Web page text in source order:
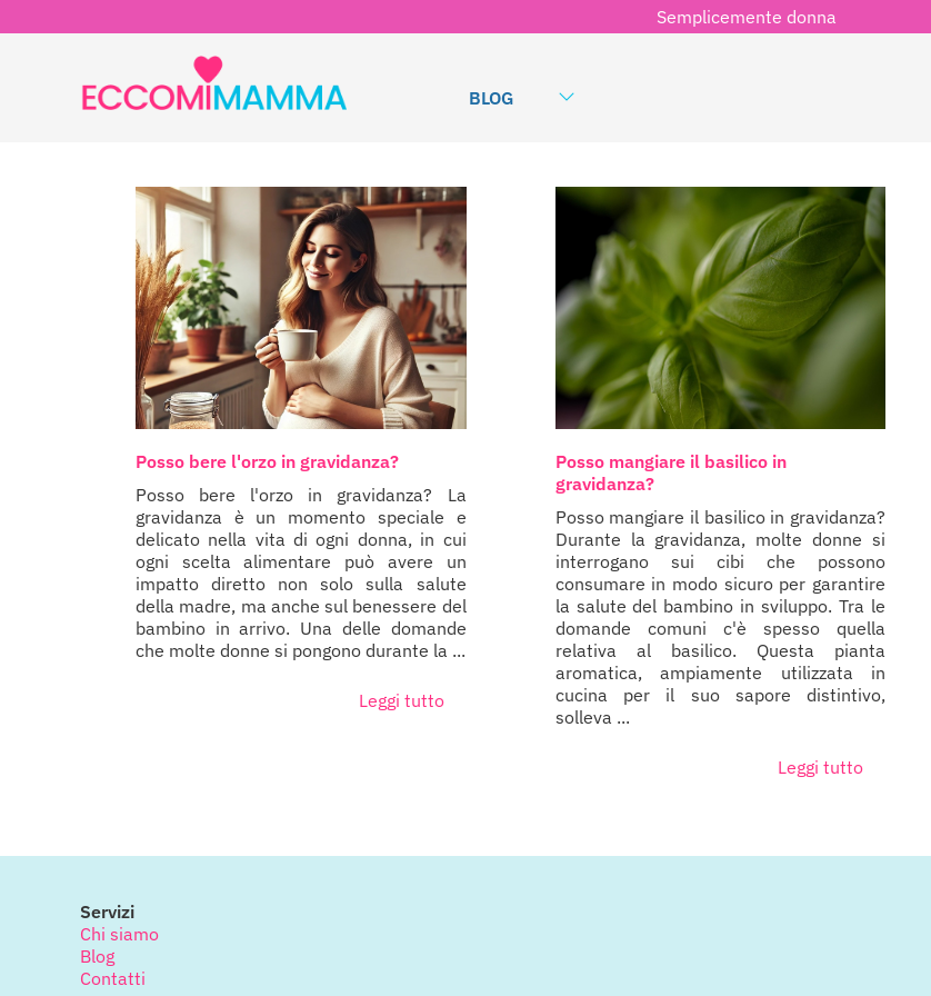
Semplicemente donna
BLOG
Posso bere l'orzo in gravidanza?
Posso bere l'orzo in gravidanza? La
gravidanza è un momento speciale e
delicato nella vita di ogni donna, in cui
ogni scelta alimentare può avere un
impatto diretto non solo sulla salute
della madre, ma anche sul benessere del
bambino in arrivo. Una delle domande
che molte donne si pongono durante la ...
Leggi tutto
Posso mangiare il basilico in
gravidanza?
Posso mangiare il basilico in gravidanza?
Durante la gravidanza, molte donne si
interrogano sui cibi che possono
consumare in modo sicuro per garantire
la salute del bambino in sviluppo. Tra le
domande comuni c'è spesso quella
relativa al basilico. Questa pianta
aromatica, ampiamente utilizzata in
cucina per il suo sapore distintivo,
solleva ...
Leggi tutto
Servizi
Chi siamo
Blog
Contatti